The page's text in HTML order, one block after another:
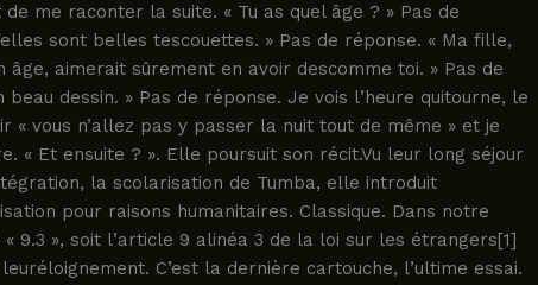
me raconter la suite. « Tu as quel âge ? » Pas de
sont belles tescouettes. » Pas de réponse. « Ma fille,
âge, aimerait sûrement en avoir descomme toi. » Pas de
beau dessin. » Pas de réponse. Je vois l’heure quitourne, le
« vous n’allez pas y passer la nuit tout de même » et je
« Et ensuite ? ». Elle poursuit son récit.Vu leur long séjour
la scolarisation de Tumba, elle introduit
pour raisons humanitaires. Classique. Dans notre
9.3 », soit l’article 9 alinéa 3 de la loi sur les étrangers[1]
C’est la dernière cartouche, l’ultime essai.